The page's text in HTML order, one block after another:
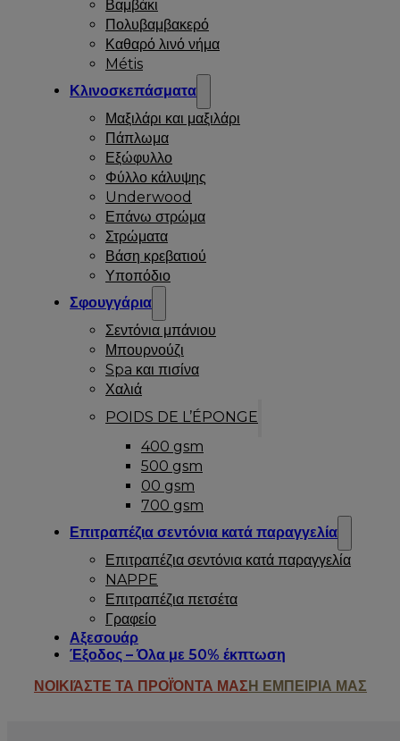
Βαμβάκι
Πολυβαμβακερό
Καθαρό λινό νήμα
Métis
Κλινοσκεπάσματα
Μαξιλάρι και μαξιλάρι
Πάπλωμα
Εξώφυλλο
Φύλλο κάλυψης
Underwood
Επάνω στρώμα
Στρώματα
Βάση κρεβατιού
Υποπόδιο
Σφουγγάρια
Σεντόνια μπάνιου
Μπουρνούζι
Spa και πισίνα
Χαλιά
POIDS DE L’ÉPONGE
400 gsm
500 gsm
00 gsm
700 gsm
Επιτραπέζια σεντόνια κατά παραγγελία
Επιτραπέζια σεντόνια κατά παραγγελία
NAPPE
Επιτραπέζια πετσέτα
Γραφείο
Αξεσουάρ
Έξοδος – Όλα με 50% έκπτωση
ΝΟΙΚΙΆΣΤΕ ΤΑ ΠΡΟΪΌΝΤΑ ΜΑΣΗ ΕΜΠΕΙΡΙΑ ΜΑΣ